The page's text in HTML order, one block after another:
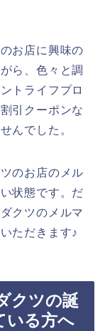
お店に興味の
ら、色々と調
トライフプロ
引クーポンな
んでした。
のお店のメル
状態です。だ
クツのメルマ
ただきます♪
クツの誕
いる方へ